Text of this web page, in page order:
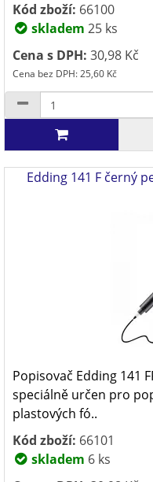
Kód zboží: 66100
skladem 25 ks
Cena s DPH: 30,98 Kč
Cena bez DPH: 25,60 Kč
Edding 141 F černý
Popisovač Edding 141
speciálně určen pro
plastových fó..
Kód zboží: 66101
skladem 6 ks